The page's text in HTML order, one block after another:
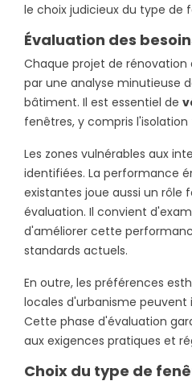
le choix judicieux du type de
Évaluation des
Chaque projet de
par une analyse minutieuse
bâtiment. Il est essentiel de
fenêtres, y compris
Les zones vulnérables aux
identifiées. La performance
existantes joue aussi un
évaluation. Il convient
d'améliorer cette
standards actuels.
En outre, les préférences
locales d'urbanisme peuvent
Cette phase d'évaluation
aux exigences pratiques et
Choix du type de